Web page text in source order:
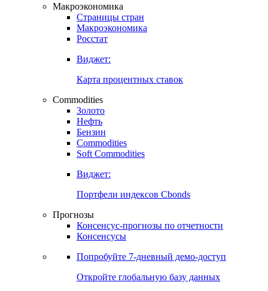
Макроэкономика
Страницы стран
Макроэкономика
Росстат
Виджет:
Карта процентных ставок
Commodities
Золото
Нефть
Бензин
Commodities
Soft Commodities
Виджет:
Портфели индексов Cbonds
Прогнозы
Консенсус-прогнозы по отчетности
Консенсусы
Попробуйте 7-дневный демо-доступ
Откройте глобальную базу данных